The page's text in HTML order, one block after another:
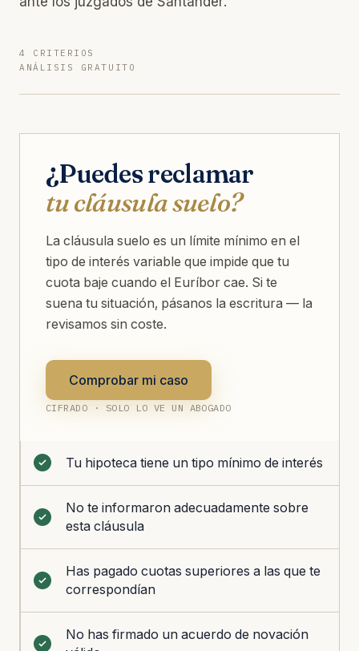
4 CRITERIOS
ANÁLISIS GRATUITO
¿Puedes reclamar
tu cláusula suelo?
La cláusula suelo es un límite mínimo en el
tipo de interés variable que impide que tu
cuota baje cuando el Euríbor cae. Si te
suena tu situación, pásanos la escritura — la
revisamos sin coste.
Comprobar mi caso
CIFRADO · SOLO LO VE UN ABOGADO
Tu hipoteca tiene un tipo mínimo de interés
No te informaron adecuadamente sobre
esta cláusula
Has pagado cuotas superiores a las que te
correspondían
No has firmado un acuerdo de novación